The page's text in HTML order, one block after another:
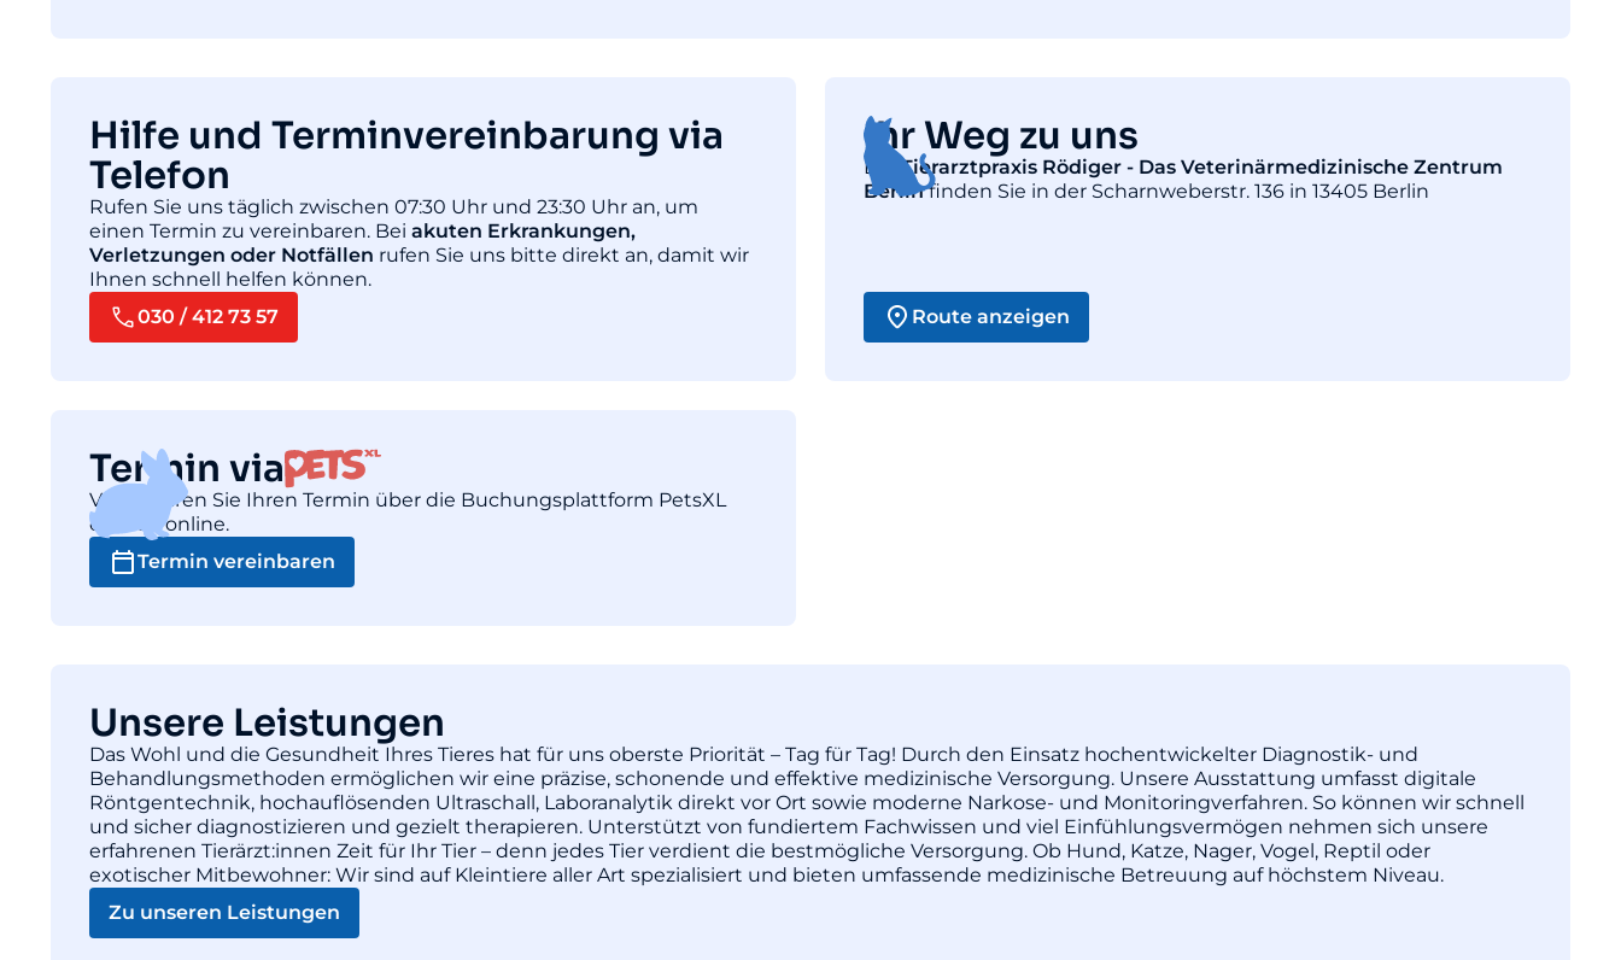
Hilfe und Terminvereinbarung via
Telefon
Rufen Sie uns täglich zwischen 07:30 Uhr und 23:30 Uhr an, um
einen Termin zu vereinbaren. Bei akuten Erkrankungen,
Verletzungen oder Notfällen rufen Sie uns bitte direkt an, damit wir
Ihnen schnell helfen können.
030 / 412 73 57
Ihr Weg zu uns
Die
Tierarztpraxis Rödiger - Das Veterinärmedizinische Zentrum
Berlinfinden Sie in der Scharnweberstr. 136 in 13405 Berlin
Route anzeigen
Termin via
Vereinbaren Sie Ihren Termin über die Buchungsplattform PetsXL
einfach online.
Termin vereinbaren
Unsere Leistungen
Das Wohl und die Gesundheit Ihres Tieres hat für uns oberste Priorität – Tag für Tag! Durch den Einsatz hochentwickelter Diagnostik- und
Behandlungsmethoden ermöglichen wir eine präzise, schonende und effektive medizinische Versorgung. Unsere Ausstattung umfasst digitale
Röntgentechnik, hochauflösenden Ultraschall, Laboranalytik direkt vor Ort sowie moderne Narkose- und Monitoringverfahren. So können wir schnell
und sicher diagnostizieren und gezielt therapieren. Unterstützt von fundiertem Fachwissen und viel Einfühlungsvermögen nehmen sich unsere
erfahrenen Tierärzt:innen Zeit für Ihr Tier – denn jedes Tier verdient die bestmögliche Versorgung. Ob Hund, Katze, Nager, Vogel, Reptil oder
exotischer Mitbewohner: Wir sind auf Kleintiere aller Art spezialisiert und bieten umfassende medizinische Betreuung auf höchstem Niveau.
Zu unseren Leistungen